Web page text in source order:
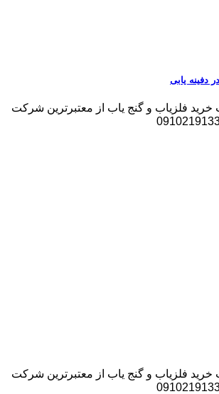
دفینه یابی
خرید فلزیاب و گنج یاب از معتبرترین شرکت
خرید فلزیاب و گنج یاب از معتبرترین شرکت